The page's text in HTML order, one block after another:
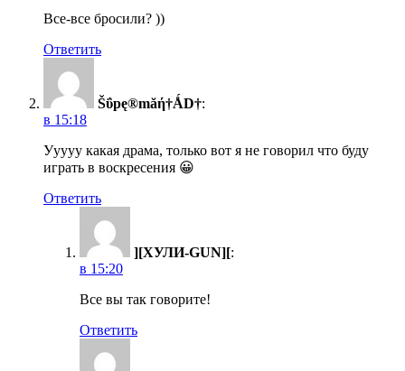
Все-все бросили? ))
Ответить
Šΰpę®măή†ǺD†:
в 15:18
Ууууу какая драма, только вот я не говорил что буду
играть в воскресения 😀
Ответить
][ХУЛИ-GUN][:
в 15:20
Все вы так говорите!
Ответить